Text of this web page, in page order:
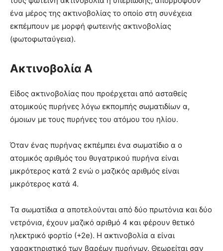
ένα μέρος της ακτινοβολίας το οποίο στη συνέχεια
εκπέμπουν με μορφή φωτεινής ακτινοβολίας
(φωτοφωταύγεια).
Ακτινοβολία Α
Είδος ακτινοβολίας που προέρχεται από ασταθείς
ατομικούς πυρήνες λόγω εκπομπής σωματιδίων α,
όμοιων με τους πυρήνες του ατόμου του ηλίου.
Όταν ένας πυρήνας εκπέμπει ένα σωματίδιο α ο
ατομικός αριθμός του θυγατρικού πυρήνα είναι
μικρότερος κατά 2 ενώ ο μαζικός αριθμός είναι
μικρότερος κατά 4.
Τα σωματίδια α αποτελούνται από δύο πρωτόνια και δύο
νετρόνια, έχουν μαζικό αριθμό 4 και φέρουν θετικό
ηλεκτρικό φορτίο (+2e). Η ακτινοβολία α είναι
χαρακτηριστικό των βαρέων πυρήνων. Θεωρείται σαν